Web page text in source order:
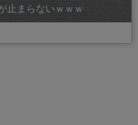
止まらないｗｗｗ